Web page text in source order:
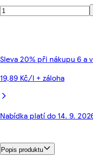
Sleva 20% při nákupu 6 a
19,89 Kč/l + záloha
Nabídka platí do 14. 9.
Popis produktu